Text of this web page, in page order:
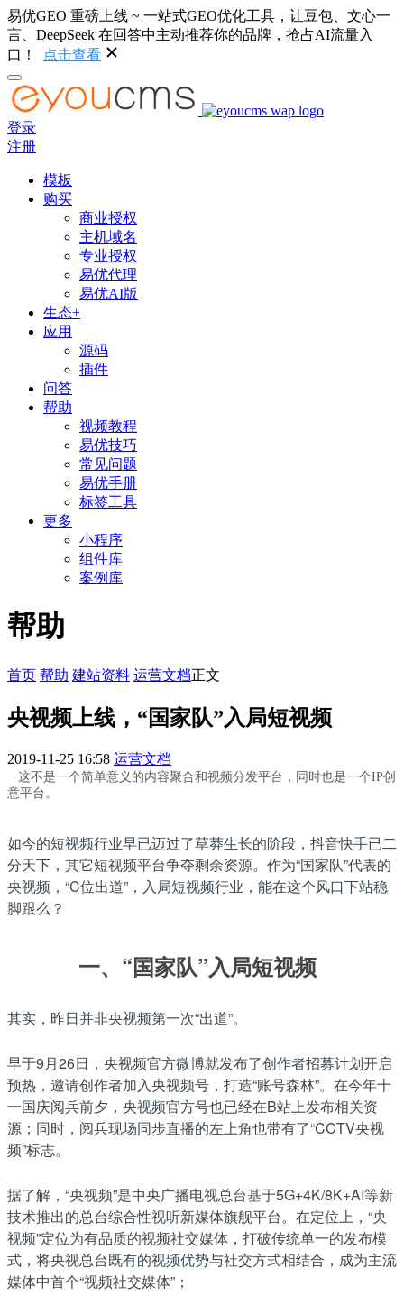
易优GEO 重磅上线 ~ 一站式GEO优化工具，让豆包、文心一
言、DeepSeek 在回答中主动推荐你的品牌，抢占AI流量入
口！
点击查看
登录
注册
模板
购买
商业授权
主机域名
专业授权
易优代理
易优AI版
生态+
应用
源码
插件
问答
帮助
视频教程
易优技巧
常见问题
易优手册
标签工具
更多
小程序
组件库
案例库
帮助
首页 帮助 建站资料 运营文档正文
央视频上线，“国家队”入局短视频
2019-11-25 16:58 运营文档
这不是一个简单意义的内容聚合和视频分发平台，同时也是一个IP创
意平台。
如今的短视频行业早已迈过了草莽生长的阶段，抖音快手已二
分天下，其它短视频平台争夺剩余资源。作为“国家队”代表的
央视频，“C位出道”，入局短视频行业，能在这个风口下站稳
脚跟么？
一、“国家队”入局短视频
其实，昨日并非央视频第一次“出道”。
早于9月26日，央视频官方微博就发布了创作者招募计划开启
预热，邀请创作者加入央视频号，打造“账号森林”。在今年十
一国庆阅兵前夕，央视频官方号也已经在B站上发布相关资
源；同时，阅兵现场同步直播的左上角也带有了“CCTV央视
频”标志。
据了解，“央视频”是中央广播电视总台基于5G+4K/8K+AI等新
技术推出的总台综合性视听新媒体旗舰平台。在定位上，“央
视频”定位为有品质的视频社交媒体，打破传统单一的发布模
式，将央视总台既有的视频优势与社交方式相结合，成为主流
媒体中首个“视频社交媒体”；